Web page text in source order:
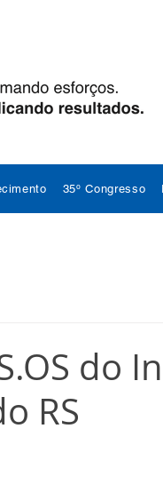
35º Congresso
do
RS